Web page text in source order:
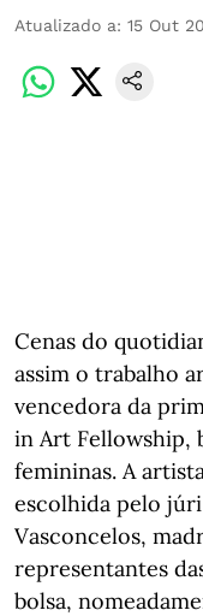
Atualizado a: 15 Out
Cenas do
assim o trabalho
vencedora da
in Art Fellowship,
femininas. A
escolhida pelo
Vasconcelos,
representantes
bolsa,